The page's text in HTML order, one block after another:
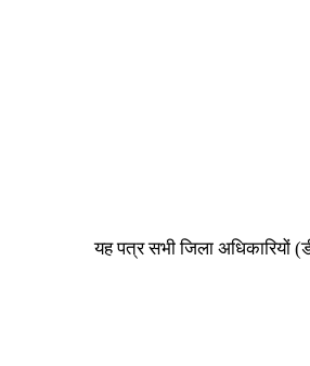
यह पत्र सभी जिला अधिकारियों